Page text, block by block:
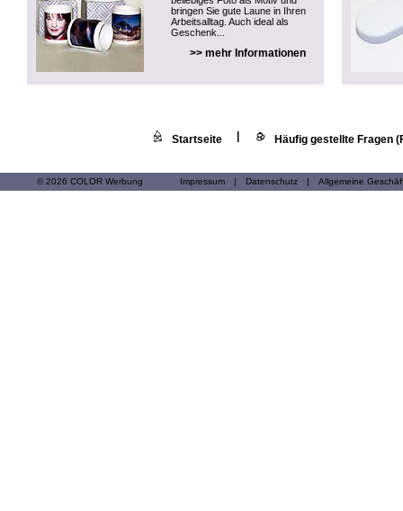
bringen Sie gute Laune in Ihren
Arbeitsalltag. Auch ideal als
Geschenk...
>> mehr Informationen
Startseite Häufig gestellte Fragen
© 2026 COLOR Werbung Impressum | Datenschutz | Allgemeine